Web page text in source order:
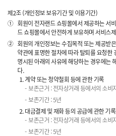
제2조 (개인정보 보유기간 및 이용기간)
① 회원이 전자랜드 쇼핑몰에서 제공하는 서
드 쇼핑몰에서 안전하게 보유하며 서비스
② 회원의 개인정보는 수집목적 또는 제공받
약관에 표명한 절차에 따라 탈퇴를 요청한
명시된 아래의 사유에 해당하는 경우에는
다.
계약 또는 청약철회 등에 관한 기록
보존근거 : 전자상거래 등에서의 소
보존기간 : 5년
대금결제 및 재화 등의 공급에 관한 기록
보존근거 : 전자상거래 등에서의 소
보존기간 : 5년